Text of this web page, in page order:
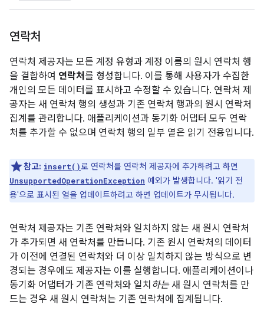
연락처
연락처 제공자는 모든 계정 유형과 계정 이름의 원시 연락처 행
을 결합하여 연락처 를 형성합니다. 이를 통해 사용자가 수집한
개인의 모든 데이터를 표시하고 수정할 수 있습니다. 연락처 제
공자는 새 연락처 행의 생성과 기존 연락처 행과의 원시 연락처
집계를 관리합니다. 애플리케이션과 동기화 어댑터 모두 연락
처를 추가할 수 없으며 연락처 행의 일부 열은 읽기 전용입니다.
참고: insert()로 연락처를 연락처 제공자에 추가하려고 하면
UnsupportedOperationException 예외가 발생합니다. '읽기 전
용'으로 표시된 열을 업데이트하려고 하면 업데이트가 무시됩니다.
연락처 제공자는 기존 연락처와 일치하지 않는 새 원시 연락처
가 추가되면 새 연락처를 만듭니다. 기존 원시 연락처의 데이터
가 이전에 연결된 연락처와 더 이상 일치하지 않는 방식으로 변
경되는 경우에도 제공자는 이를 실행합니다. 애플리케이션이나
동기화 어댑터가 기존 연락처와 일치 하는새 원시 연락처를 만
드는 경우 새 원시 연락처는 기존 연락처에 집계됩니다.